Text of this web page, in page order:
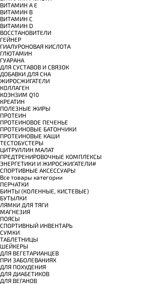
ВИТАМИН A E
ВИТАМИН B
ВИТАМИН C
ВИТАМИН D
ВОССТАНОВИТЕЛИ
ГЕЙНЕР
ГИАЛУРОНОВАЯ КИСЛОТА
ГЛЮТАМИН
ГУАРАНА
ДЛЯ СУСТАВОВ И СВЯЗОК
ДОБАВКИ ДЛЯ СНА
ЖИРОСЖИГАТЕЛИ
КОЛЛАГЕН
КОЭНЗИМ Q10
КРЕАТИН
ПОЛЕЗНЫЕ ЖИРЫ
ПРОТЕИН
ПРОТЕИНОВОЕ ПЕЧЕНЬЕ
ПРОТЕИНОВЫЕ БАТОНЧИКИ
ПРОТЕИНОВЫЕ КАШИ
ТЕСТОБУСТЕРЫ
ЦИТРУЛЛИН МАЛАТ
ПРЕДТРЕНИРОВОЧНЫЕ КОМПЛЕКСЫ
ЭНЕРГЕТИКИ И ЖИРОСЖИГАТЕЛИ#
СПОРТИВНЫЕ АКСЕССУАРЫ
Все товары категории
ПЕРЧАТКИ
БИНТЫ (КОЛЕННЫЕ, КИСТЕВЫЕ)
БУТЫЛКИ
ЛЯМКИ ДЛЯ ТЯГИ
МАГНЕЗИЯ
ПОЯСЫ
СПОРТИВНЫЙ ИНВЕНТАРЬ
СУМКИ
ТАБЛЕТНИЦЫ
ШЕЙКЕРЫ
ДЛЯ ВЕГЕТАРИАНЦЕВ
ПРИ ЗАБОЛЕВАНИЯХ
ДЛЯ ПОХУДЕНИЯ
ДЛЯ ДИАБЕТИКОВ
ДЛЯ ВЕГАНОВ